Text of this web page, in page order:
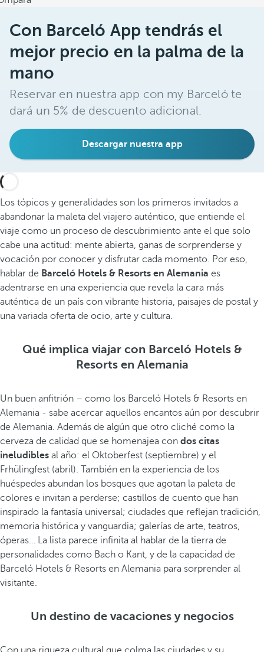
Con Barceló App tendrás el
mejor precio en la palma de la
mano
Reservar en nuestra app con my Barceló te
dará un 5% de descuento adicional.
Descargar nuestra app
Los tópicos y generalidades son los primeros invitados a
abandonar la maleta del viajero auténtico, que entiende el
viaje como un proceso de descubrimiento ante el que solo
cabe una actitud: mente abierta, ganas de sorprenderse y
vocación por conocer y disfrutar cada momento. Por eso,
hablar de Barceló Hotels & Resorts en Alemania es
adentrarse en una experiencia que revela la cara más
auténtica de un país con vibrante historia, paisajes de postal y
una variada oferta de ocio, arte y cultura.
Qué implica viajar con Barceló Hotels &
Resorts en Alemania
Un buen anfitrión – como los Barceló Hotels & Resorts en
Alemania - sabe acercar aquellos encantos aún por descubrir
de Alemania. Además de algún que otro cliché como la
cerveza de calidad que se homenajea con dos citas
ineludibles al año: el Oktoberfest (septiembre) y el
Frhülingfest (abril). También en la experiencia de los
huéspedes abundan los bosques que agotan la paleta de
colores e invitan a perderse; castillos de cuento que han
inspirado la fantasía universal; ciudades que reflejan tradición,
memoria histórica y vanguardia; galerías de arte, teatros,
óperas… La lista parece infinita al hablar de la tierra de
personalidades como Bach o Kant, y de la capacidad de
Barceló Hotels & Resorts en Alemania para sorprender al
visitante.
Un destino de vacaciones y negocios